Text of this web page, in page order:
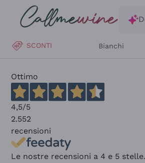
Salta al contenuto principale
SCONTI Bianchi
Ottimo
4,5/5
2.552
recensioni
Le nostre recensioni a 4 e 5 stelle.